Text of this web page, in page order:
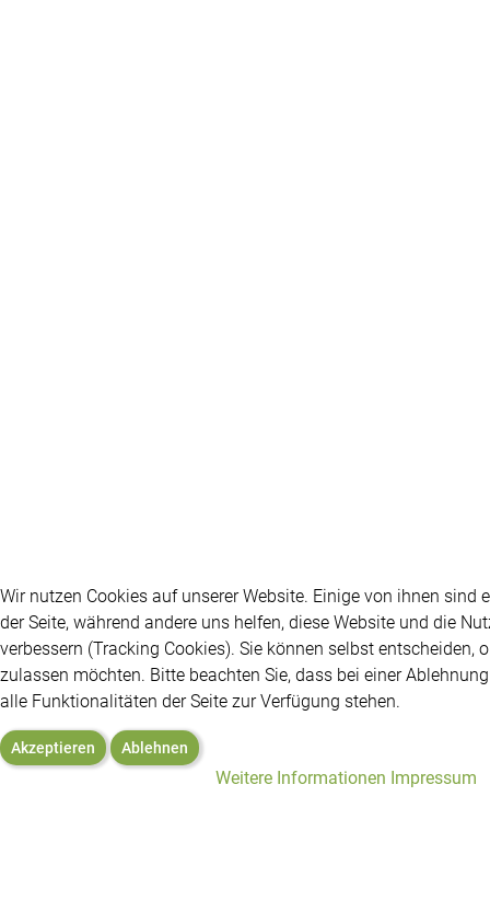
Wir nutzen Cookies auf unserer Website. Einige von ihnen sind
der Seite, während andere uns helfen, diese Website und die
verbessern (Tracking Cookies). Sie können selbst entscheiden,
zulassen möchten. Bitte beachten Sie, dass bei einer
alle Funktionalitäten der Seite zur Verfügung stehen.
Akzeptieren Ablehnen
Weitere Informationen Impressum